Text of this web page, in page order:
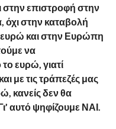
στην επιστροφή στην
όχι στην καταβολή
ευρώ και στην Ευρώπη
να
ευρώ, γιατί
με τις τράπεζές μας
κανείς δεν θα
αυτό ψηφίζουμε ΝΑΙ.